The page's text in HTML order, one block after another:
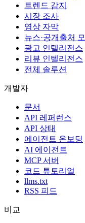
트렌드 감지
시장 조사
영상 자막
뉴스·공개출처
광고 인텔리전스
리뷰 인텔리전스
전체 솔루션
개발자
문서
API 레퍼런스
API 상태
에이전트 온보딩
AI 에이전트
MCP 서버
코드 튜토리얼
llms.txt
RSS 피드
비교